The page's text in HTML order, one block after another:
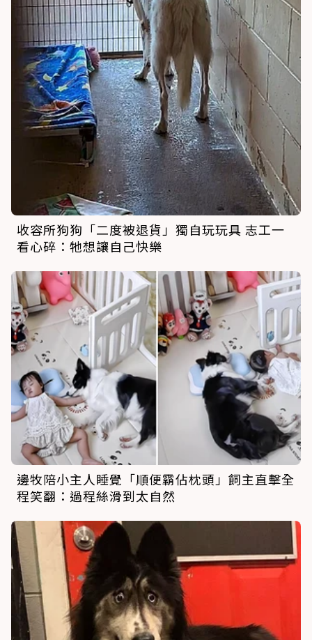
收容所狗狗「二度被退貨」獨自玩玩具 志工一
看心碎：牠想讓自己快樂
邊牧陪小主人睡覺「順便霸佔枕頭」飼主直擊全
程笑翻：過程絲滑到太自然